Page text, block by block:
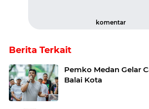
komentar
Berita Terkait
Pemko Medan Gelar
Balai Kota